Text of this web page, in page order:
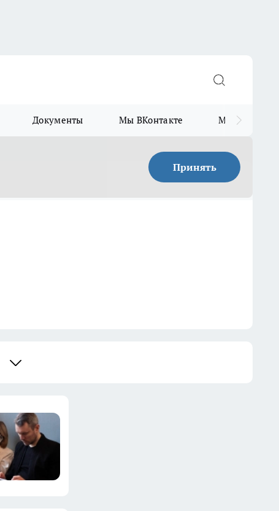
Документы Мы ВКонтакте Мы в
Принять